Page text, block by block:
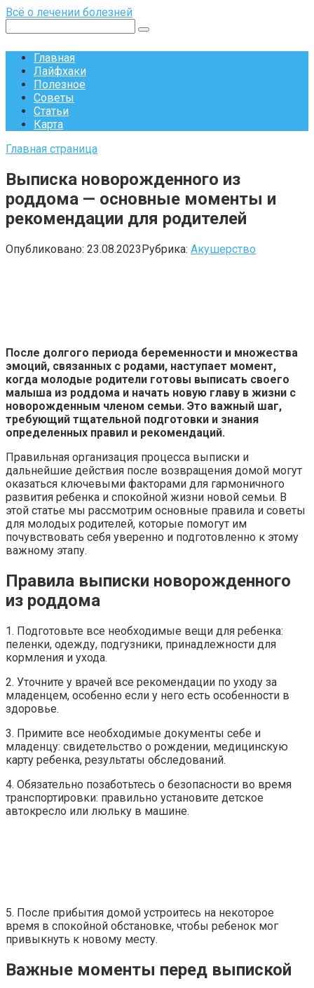
Перейти
контенту
Всё о лечении болезней
Главная
Лайфхаки
Полезное
Советы
Статьи
Карта
Главная страница
Выписка новорожденного из
роддома — основные моменты и
рекомендации для родителей
Опубликовано: 23.08.2023Рубрика: Акушерство
После долгого периода беременности и множества
эмоций, связанных с родами, наступает момент,
когда молодые родители готовы выписать своего
малыша из роддома и начать новую главу в жизни с
новорожденным членом семьи. Это важный шаг,
требующий тщательной подготовки и знания
определенных правил и рекомендаций.
Правильная организация процесса выписки и
дальнейшие действия после возвращения домой могут
оказаться ключевыми факторами для гармоничного
развития ребенка и спокойной жизни новой семьи. В
этой статье мы рассмотрим основные правила и советы
для молодых родителей, которые помогут им
почувствовать себя уверенно и подготовленно к этому
важному этапу.
Правила выписки новорожденного
из роддома
1. Подготовьте все необходимые вещи для ребенка:
пеленки, одежду, подгузники, принадлежности для
кормления и ухода.
2. Уточните у врачей все рекомендации по уходу за
младенцем, особенно если у него есть особенности в
здоровье.
3. Примите все необходимые документы себе и
младенцу: свидетельство о рождении, медицинскую
карту ребенка, результаты обследований.
4. Обязательно позаботьтесь о безопасности во время
транспортировки: правильно установите детское
автокресло или люльку в машине.
5. После прибытия домой устроитесь на некоторое
время в спокойной обстановке, чтобы ребенок мог
привыкнуть к новому месту.
Важные моменты перед выпиской